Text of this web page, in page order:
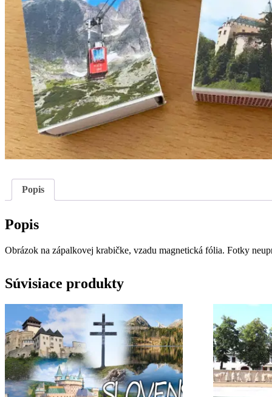
Popis
Popis
Obrázok na zápalkovej krabičke, vzadu magnetická fólia. Fotky
Súvisiace produkty